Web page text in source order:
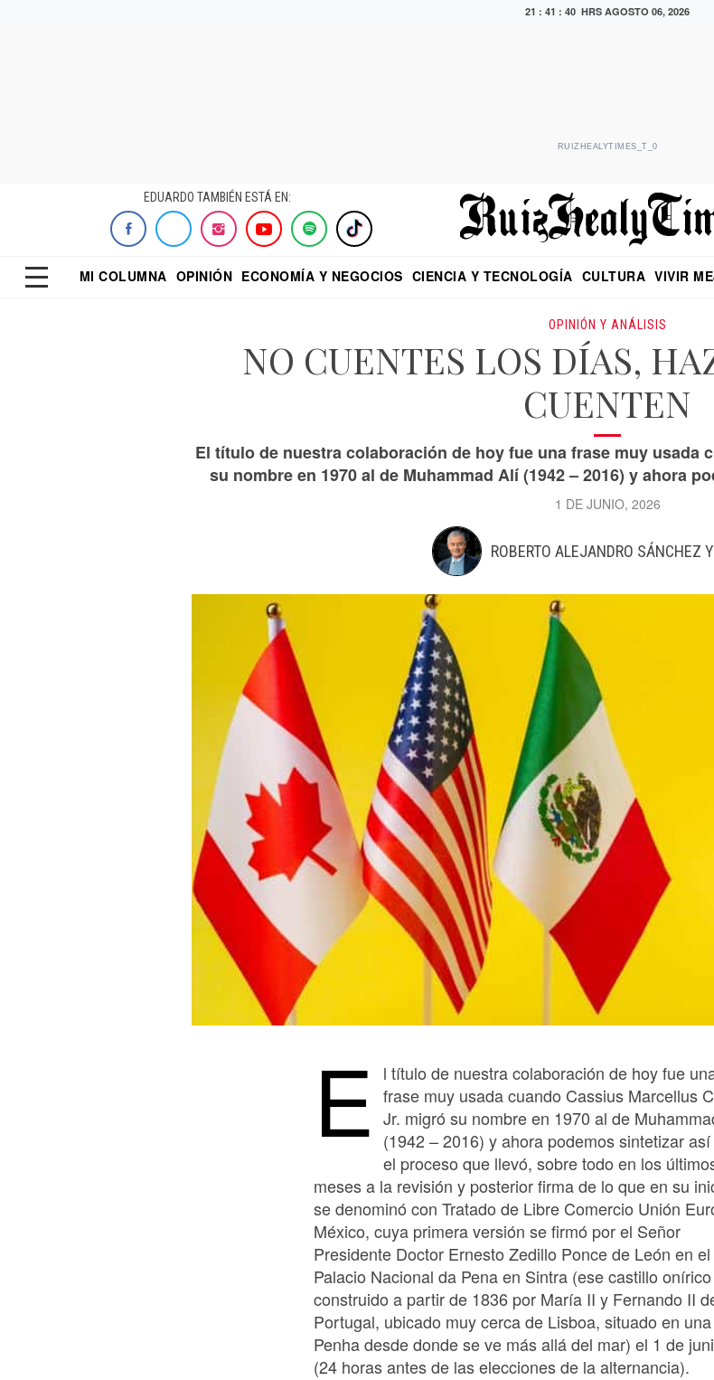
21 : 41 : 41 HRS AGOSTO 06, 2026
RUIZHEALYTIMES_T_0
EDUARDO TAMBIÉN ESTÁ EN:
MI COLUMNA OPINIÓN ECONOMÍA Y NEGOCIOS CIENCIA Y TECNOLOGÍA CULTURA VIVIR
OPINIÓN Y ANÁLISIS
NO CUENTES LOS DÍAS,
CUENTEN
El título de nuestra colaboración de hoy fue una frase muy usada
su nombre en 1970 al de Muhammad Alí (1942 – 2016) y ahora
1 DE JUNIO, 2026
ROBERTO ALEJANDRO SÁNCHEZ
E
l título de nuestra colaboración de hoy fue
frase muy usada cuando Cassius Marcellus
Jr. migró su nombre en 1970 al de
(1942 – 2016) y ahora podemos sintetizar
el proceso que llevó, sobre todo en los
meses a la revisión y posterior firma de lo que en su
se denominó con Tratado de Libre Comercio Unión
México, cuya primera versión se firmó por el Señor
Presidente Doctor Ernesto Zedillo Ponce de León en el
Palacio Nacional da Pena en Sintra (ese castillo onírico
construido a partir de 1836 por María II y Fernando II
Portugal, ubicado muy cerca de Lisboa, situado en una
Penha desde donde se ve más allá del mar) el 1 de
(24 horas antes de las elecciones de la alternancia).